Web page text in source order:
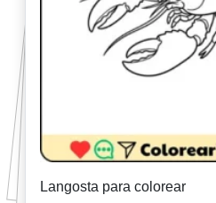
Langosta para colorear